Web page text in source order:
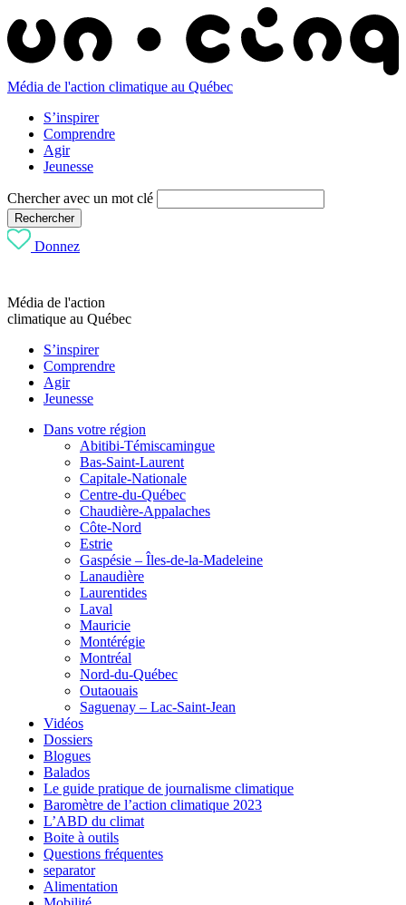
Média de l'action climatique au Québec
S’inspirer
Comprendre
Agir
Jeunesse
Chercher avec un mot clé
Rechercher
Donnez
Média de l'action
climatique au Québec
S’inspirer
Comprendre
Agir
Jeunesse
Dans votre région
Abitibi-Témiscamingue
Bas-Saint-Laurent
Capitale-Nationale
Centre-du-Québec
Chaudière-Appalaches
Côte-Nord
Estrie
Gaspésie – Îles-de-la-Madeleine
Lanaudière
Laurentides
Laval
Mauricie
Montérégie
Montréal
Nord-du-Québec
Outaouais
Saguenay – Lac-Saint-Jean
Vidéos
Dossiers
Blogues
Balados
Le guide pratique de journalisme climatique
Baromètre de l’action climatique 2023
L’ABD du climat
Boite à outils
Questions fréquentes
separator
Alimentation